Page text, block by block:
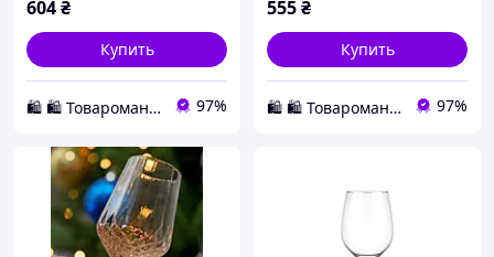
604₴
Купить
🛍️ 🛍️ Товаромания 🛍️ 🛍️ 97%
555₴
Купить
🛍️ 🛍️ Товаромания 🛍️ 🛍️ 97%